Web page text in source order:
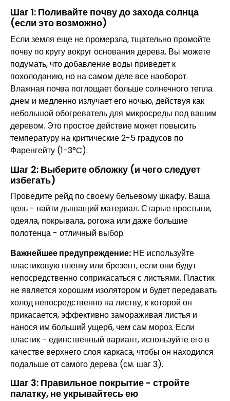
Шаг 1: Поливайте почву до захода солнца
(если это возможно)
Если земля еще не промерзла, тщательно промойте
почву по кругу вокруг основания дерева. Вы можете
подумать, что добавление воды приведет к
похолоданию, но на самом деле все наоборот.
Влажная почва поглощает больше солнечного тепла
днем и медленно излучает его ночью, действуя как
небольшой обогреватель для микросреды под вашим
деревом. Это простое действие может повысить
температуру на критические 2-5 градусов по
Фаренгейту (1-3°C).
Шаг 2: Выберите обложку (и чего следует
избегать)
Проведите рейд по своему бельевому шкафу. Ваша
цель - найти дышащий материал. Старые простыни,
одеяла, покрывала, рогожа или даже большие
полотенца - отличный выбор.
Важнейшее предупреждение: НЕ используйте
пластиковую пленку или брезент, если они будут
непосредственно соприкасаться с листьями. Пластик
не является хорошим изолятором и будет передавать
холод непосредственно на листву, к которой он
прикасается, эффективно замораживая листья и
нанося им больший ущерб, чем сам мороз. Если
пластик - единственный вариант, используйте его в
качестве верхнего слоя каркаса, чтобы он находился
подальше от самого дерева (см. шаг 3).
Шаг 3: Правильное покрытие - стройте
палатку, не укрывайтесь ею